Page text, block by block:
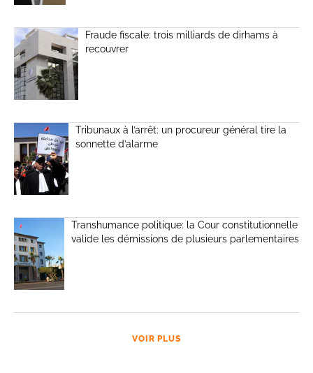
Fraude fiscale: trois milliards de dirhams à
recouvrer
Tribunaux à l’arrêt: un procureur général tire la
sonnette d’alarme
Transhumance politique: la Cour constitutionnelle
valide les démissions de plusieurs parlementaires
VOIR PLUS